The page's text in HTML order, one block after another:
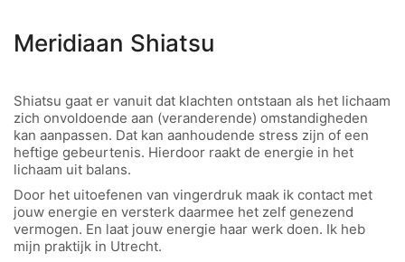
Meridiaan Shiatsu
Shiatsu gaat er vanuit dat klachten ontstaan als het lichaam
zich onvoldoende aan (veranderende) omstandigheden
kan aanpassen. Dat kan aanhoudende stress zijn of een
heftige gebeurtenis. Hierdoor raakt de energie in het
lichaam uit balans.
Door het uitoefenen van vingerdruk maak ik contact met
jouw energie en versterk daarmee het zelf genezend
vermogen. En laat jouw energie haar werk doen. Ik heb
mijn praktijk in Utrecht.